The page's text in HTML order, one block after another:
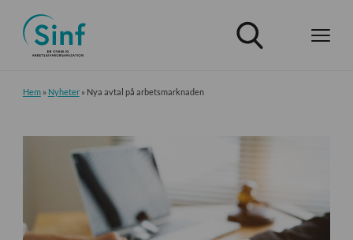
Hem» Nyheter» Nya avtal på arbetsmarknaden